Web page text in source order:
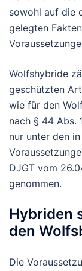
sowohl auf die
gelegten
Wolfshybride
geschützten
wie für den
nach § 44 Abs.
nur unter den
DJGT vom
genommen.
Hybriden
den
Die